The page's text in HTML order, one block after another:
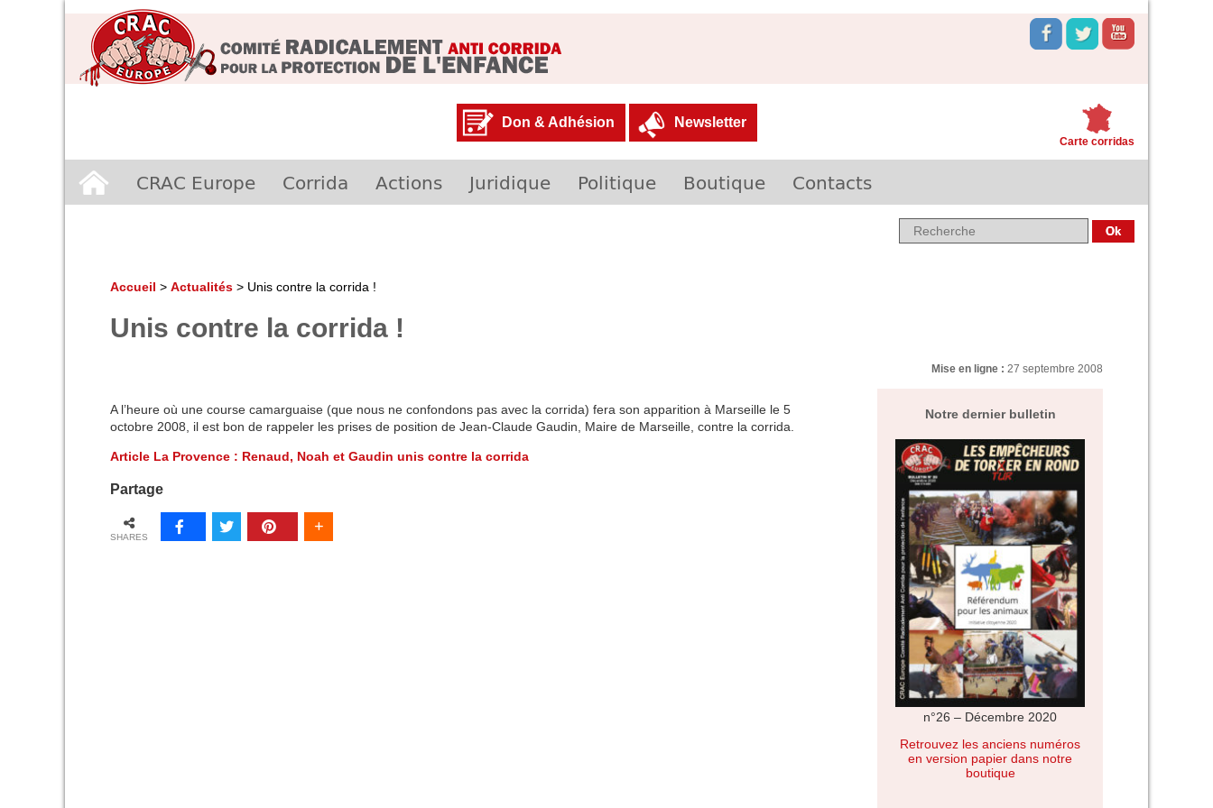
Don & Adhésion Newsletter
Carte corridas
Aller
au
CRAC Europe Corrida Actions Juridique Politique Boutique Contacts
Accueil > Actualités > Unis contre la corrida !
Unis contre la corrida !
Mise en ligne : 27 septembre 2008
A l’heure où une course camarguaise (que nous ne confondons pas avec la corrida) fera son apparition à Marseille le 5
octobre 2008, il est bon de rappeler les prises de position de Jean-Claude Gaudin, Maire de Marseille, contre la corrida.
Article La Provence : Renaud, Noah et Gaudin unis contre la corrida
Partage
SHARES
Notre dernier bulletin
n°26 – Décembre 2020
Retrouvez les anciens numéros
en version papier dans notre
boutique